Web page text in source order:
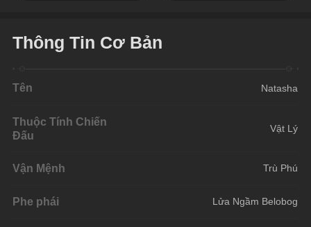
Thông Tin Cơ Bản
Tên Natasha
Thuộc Tính Chiến
Đấu
Vật Lý
Vận Mệnh Trù Phú
Phe phái Lửa Ngầm Belobog